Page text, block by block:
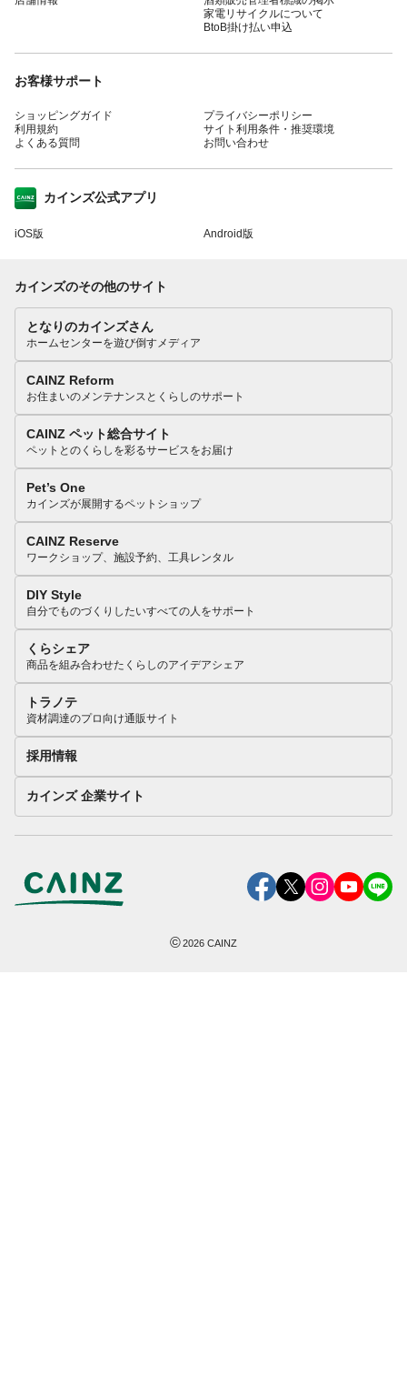
家電リサイクルについて
BtoB掛け払い申込
お客様サポート
ショッピングガイド
利用規約
よくある質問
プライバシーポリシー
サイト利用条件・推奨環境
お問い合わせ
カインズ公式アプリ
iOS版 Android版
カインズのその他のサイト
となりのカインズさん
ホームセンターを遊び倒すメディア
CAINZ Reform
お住まいのメンテナンスとくらしのサポート
CAINZ ペット総合サイト
ペットとのくらしを彩るサービスをお届け
Pet’s One
カインズが展開するペットショップ
CAINZ Reserve
ワークショップ、施設予約、工具レンタル
DIY Style
自分でものづくりしたいすべての人をサポート
くらシェア
商品を組み合わせたくらしのアイデアシェア
トラノテ
資材調達のプロ向け通販サイト
採用情報
カインズ 企業サイト
©2026 CAINZ